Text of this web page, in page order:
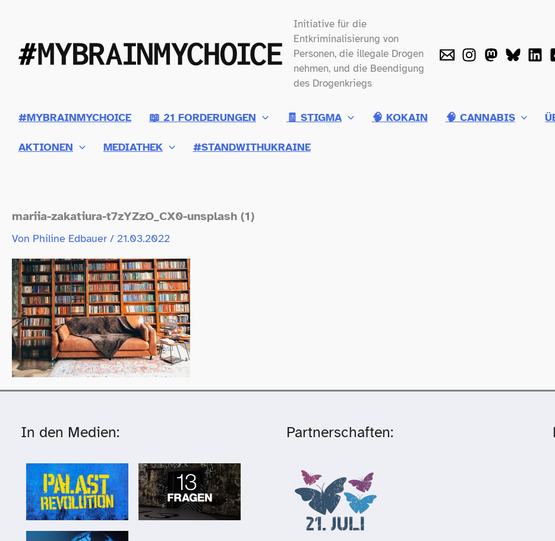
springen
Initiative für die
Entkriminalisierung von
Personen, die illegale Drogen
nehmen, und die Beendigung
des Drogenkriegs
#MYBRAINMYCHOICE 📖 21 FORDERUNGEN 🧾 STIGMA 🧠 KOKAIN 🧠 CANNABIS
AKTIONEN MEDIATHEK #STANDWITHUKRAINE
mariia-​zakatiura-​t7zYZzO_​CX0-​unsplash (1)
Von Philine Edbauer / 21.03.2022
In den Medien: Partnerschaften: